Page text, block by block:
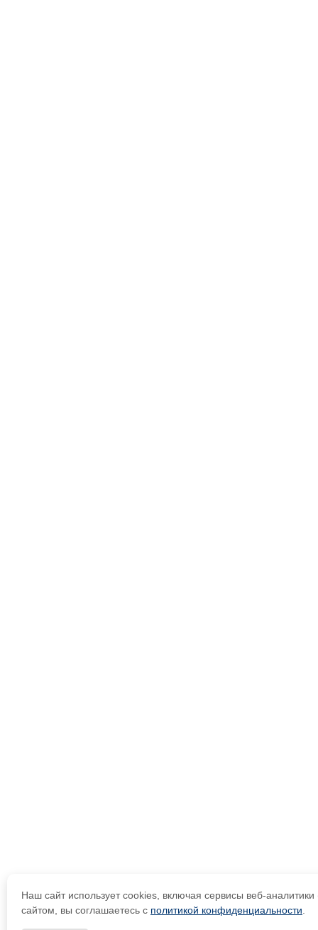
Наш сайт использует cookies, включая сервисы веб-
сайтом, вы соглашаетесь с политикой конфиденциальности